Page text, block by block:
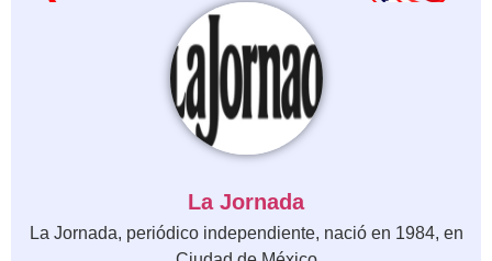
La Jornada
La Jornada, periódico independiente, nació en 1984, en